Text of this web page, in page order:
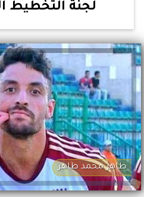
لجنة التخطيط
طاهر محمد طاهر